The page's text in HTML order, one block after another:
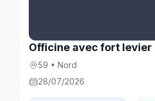
Officine avec fort levier
59 • Nord
28/07/2026